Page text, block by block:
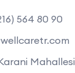
564 80 90
Mahallesi